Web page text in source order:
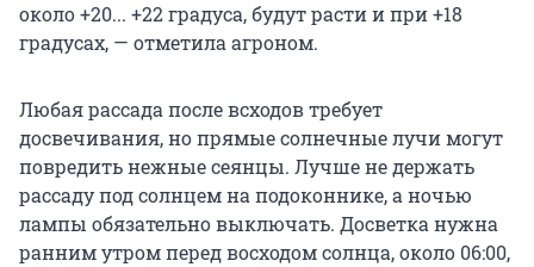
около +20... +22 градуса, будут расти и при +18
градусах, — отметила агроном.
Любая рассада после всходов требует
досвечивания, но прямые солнечные лучи могут
повредить нежные сеянцы. Лучше не держать
рассаду под солнцем на подоконнике, а ночью
лампы обязательно выключать. Досветка нужна
ранним утром перед восходом солнца, около 06:00,